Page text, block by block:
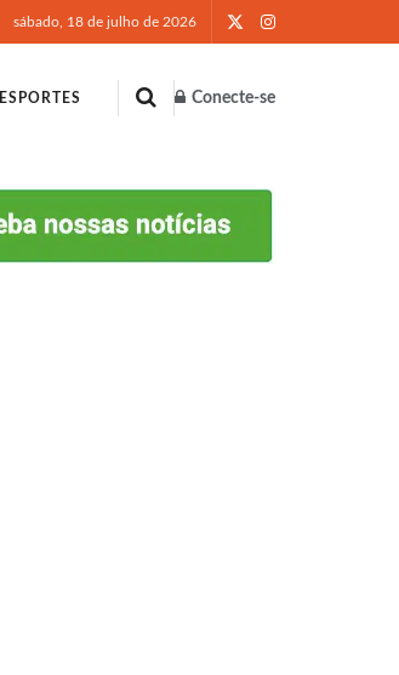
sábado, 18 de julho de 2026
ESPORTES Conecte-se